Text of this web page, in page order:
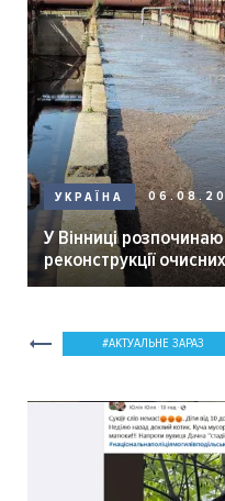
УКРАЇНА
У Вінниці
реконструкції
мер Вінниці.
АКТУАЛЬНЕ ЗАРАЗ